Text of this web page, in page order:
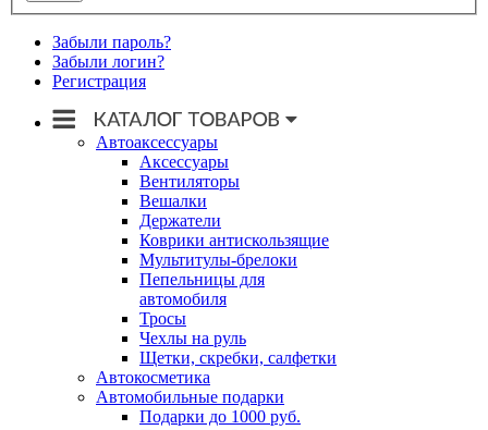
Забыли пароль?
Забыли логин?
Регистрация
Автоаксессуары
Аксессуары
Вентиляторы
Вешалки
Держатели
Коврики антискользящие
Мультитулы-брелоки
Пепельницы для
автомобиля
Тросы
Чехлы на руль
Щетки, скребки, салфетки
Автокосметика
Автомобильные подарки
Подарки до 1000 руб.